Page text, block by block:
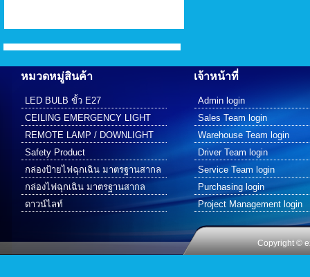
หมวดหมู่สินค้า
LED BULB ขั้ว E27
CEILING EMERGENCY LIGHT
REMOTE LAMP / DOWNLIGHT
Safety Product
กล่องป้ายไฟฉุกเฉิน มาตรฐานสากล
กล่องไฟฉุกเฉิน มาตรฐานสากล
ดาวน์ไลท์
เจ้าหน้าที่
Admin login
Sales Team login
Warehouse Team login
Driver Team login
Service Team login
Purchasing login
Project Management login
Copyright ©